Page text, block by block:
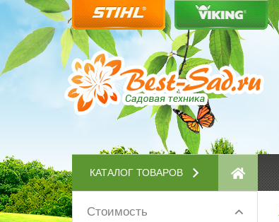
КАТАЛОГ ТОВАРОВ
Стоимость